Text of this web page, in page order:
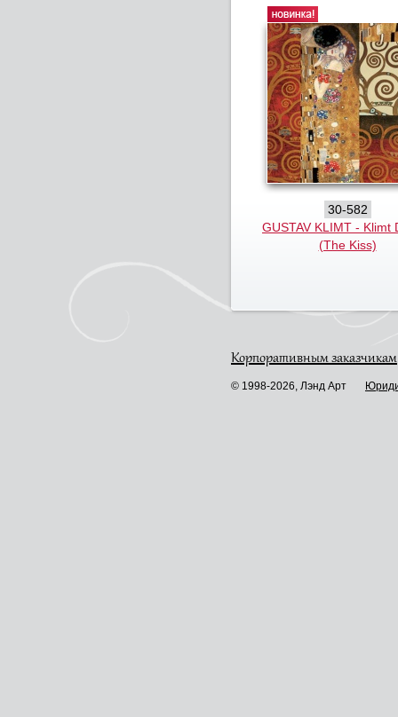
30-582
GUSTAV KLIMT - Klimt
(The Kiss)
Корпоративным заказчикам
© 1998-2026, Лэнд Арт